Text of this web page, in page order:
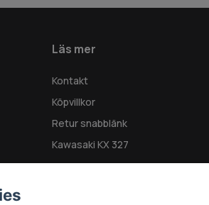
Läs mer
Kontakt
Köpvillkor
Retur snabblänk
Kawasaki KX 327